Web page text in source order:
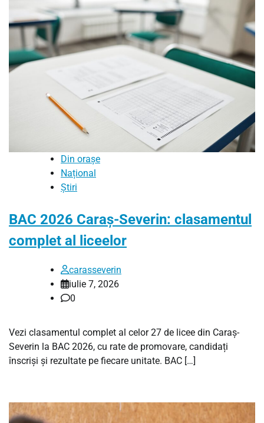
Din orașe
Național
Știri
BAC 2026 Caraș-Severin: clasamentul
complet al liceelor
carasseverin
iulie 7, 2026
0
Vezi clasamentul complet al celor 27 de licee din Caraș-
Severin la BAC 2026, cu rate de promovare, candidați
înscriși și rezultate pe fiecare unitate. BAC […]